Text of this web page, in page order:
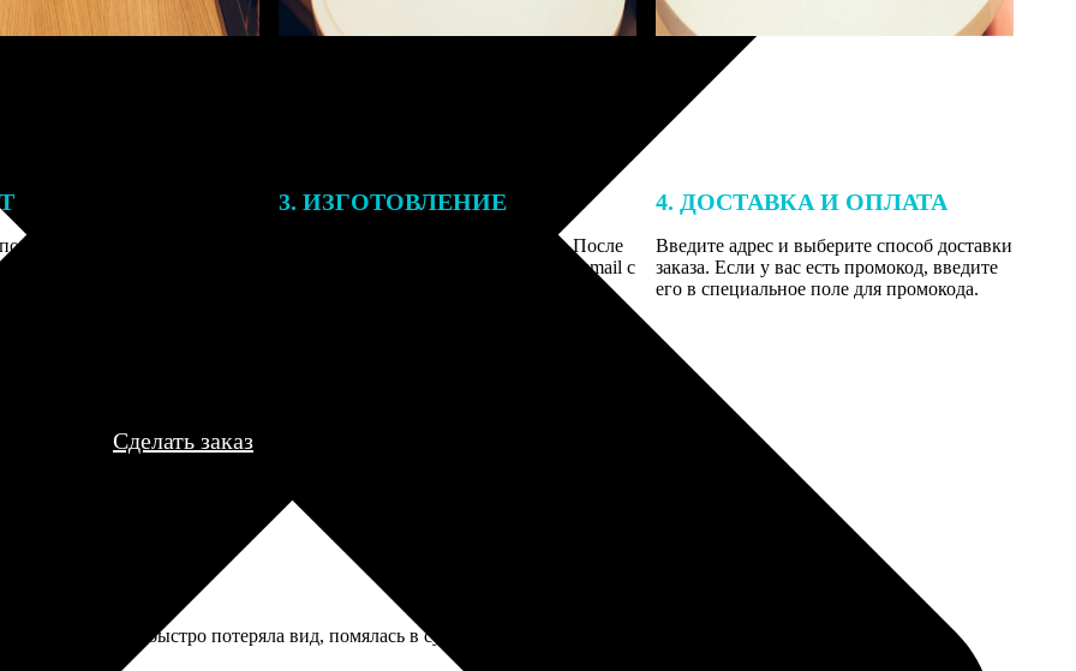
заказа к печати
могут связаться с Вами
телефону или email для
деталей.
3. ИЗГОТОВЛЕНИЕ
Оплатите заказ банковской картой. После
оплаты получите подтверждение на email с
описанием заказа. Когда отправим заказ
4. ДОСТАВКА И ОПЛАТА
Введите адрес и выберите способ доставки
заказа. Если у вас есть промокод, введите
его в специальное поле для промокода.
Сделать заказ
Обложка быстро потеряла вид, помялась в сумке. Лучше доплатить и взять твёрдый переплёт.